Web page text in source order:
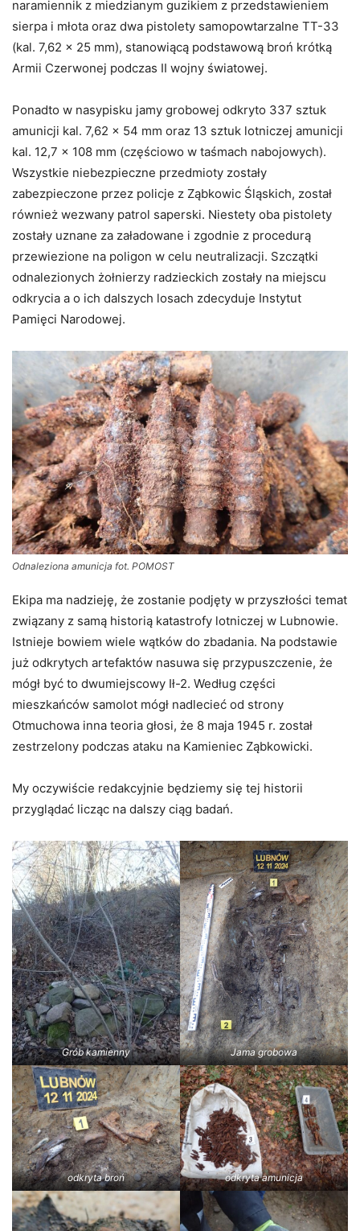
naramiennik z miedzianym guzikiem z przedstawieniem
sierpa i młota oraz dwa pistolety samopowtarzalne TT-33
(kal. 7,62 x 25 mm), stanowiącą podstawową broń krótką
Armii Czerwonej podczas II wojny światowej.
Ponadto w nasypisku jamy grobowej odkryto 337 sztuk
amunicji kal. 7,62 x 54 mm oraz 13 sztuk lotniczej amunicji
kal. 12,7 x 108 mm (częściowo w taśmach nabojowych).
Wszystkie niebezpieczne przedmioty zostały
zabezpieczone przez policje z Ząbkowic Śląskich, został
również wezwany patrol saperski. Niestety oba pistolety
zostały uznane za załadowane i zgodnie z procedurą
przewiezione na poligon w celu neutralizacji. Szczątki
odnalezionych żołnierzy radzieckich zostały na miejscu
odkrycia a o ich dalszych losach zdecyduje Instytut
Pamięci Narodowej.
Odnaleziona amunicja fot. POMOST
Ekipa ma nadzieję, że zostanie podjęty w przyszłości temat
związany z samą historią katastrofy lotniczej w Lubnowie.
Istnieje bowiem wiele wątków do zbadania. Na podstawie
już odkrytych artefaktów nasuwa się przypuszczenie, że
mógł być to dwumiejscowy Ił-2. Według części
mieszkańców samolot mógł nadlecieć od strony
Otmuchowa inna teoria głosi, że 8 maja 1945 r. został
zestrzelony podczas ataku na Kamieniec Ząbkowicki.
My oczywiście redakcyjnie będziemy się tej historii
przyglądać licząc na dalszy ciąg badań.
Grób kamienny Jama grobowa
odkryta broń odkryta amunicja